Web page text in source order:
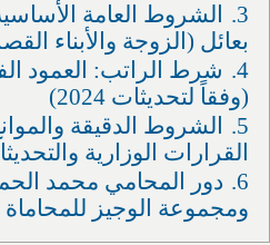
3.
الشروط العامة
بعائل (الزوجة والأبناء
4.
شرط الراتب: العمود
(وفقاً لتحديثات 2024)
5.
الشروط الدقيقة
القرارات الوزارية
6. دور المحامي محمد
ومجموعة الوجيز للمحاماة